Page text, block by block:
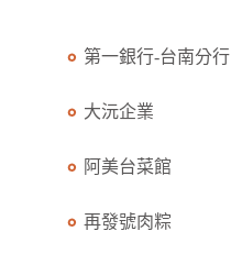
第一銀行-台南分行
大沅企業
阿美台菜館
再發號肉粽